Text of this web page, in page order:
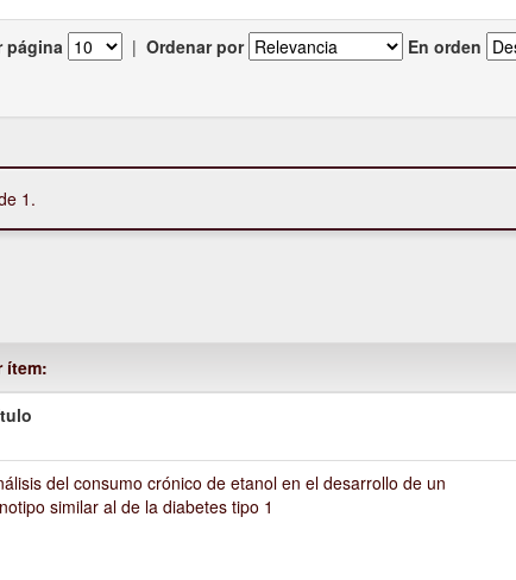
página | Ordenar por En orden
1.
ítem:
del consumo crónico de etanol en el desarrollo de un
similar al de la diabetes tipo 1